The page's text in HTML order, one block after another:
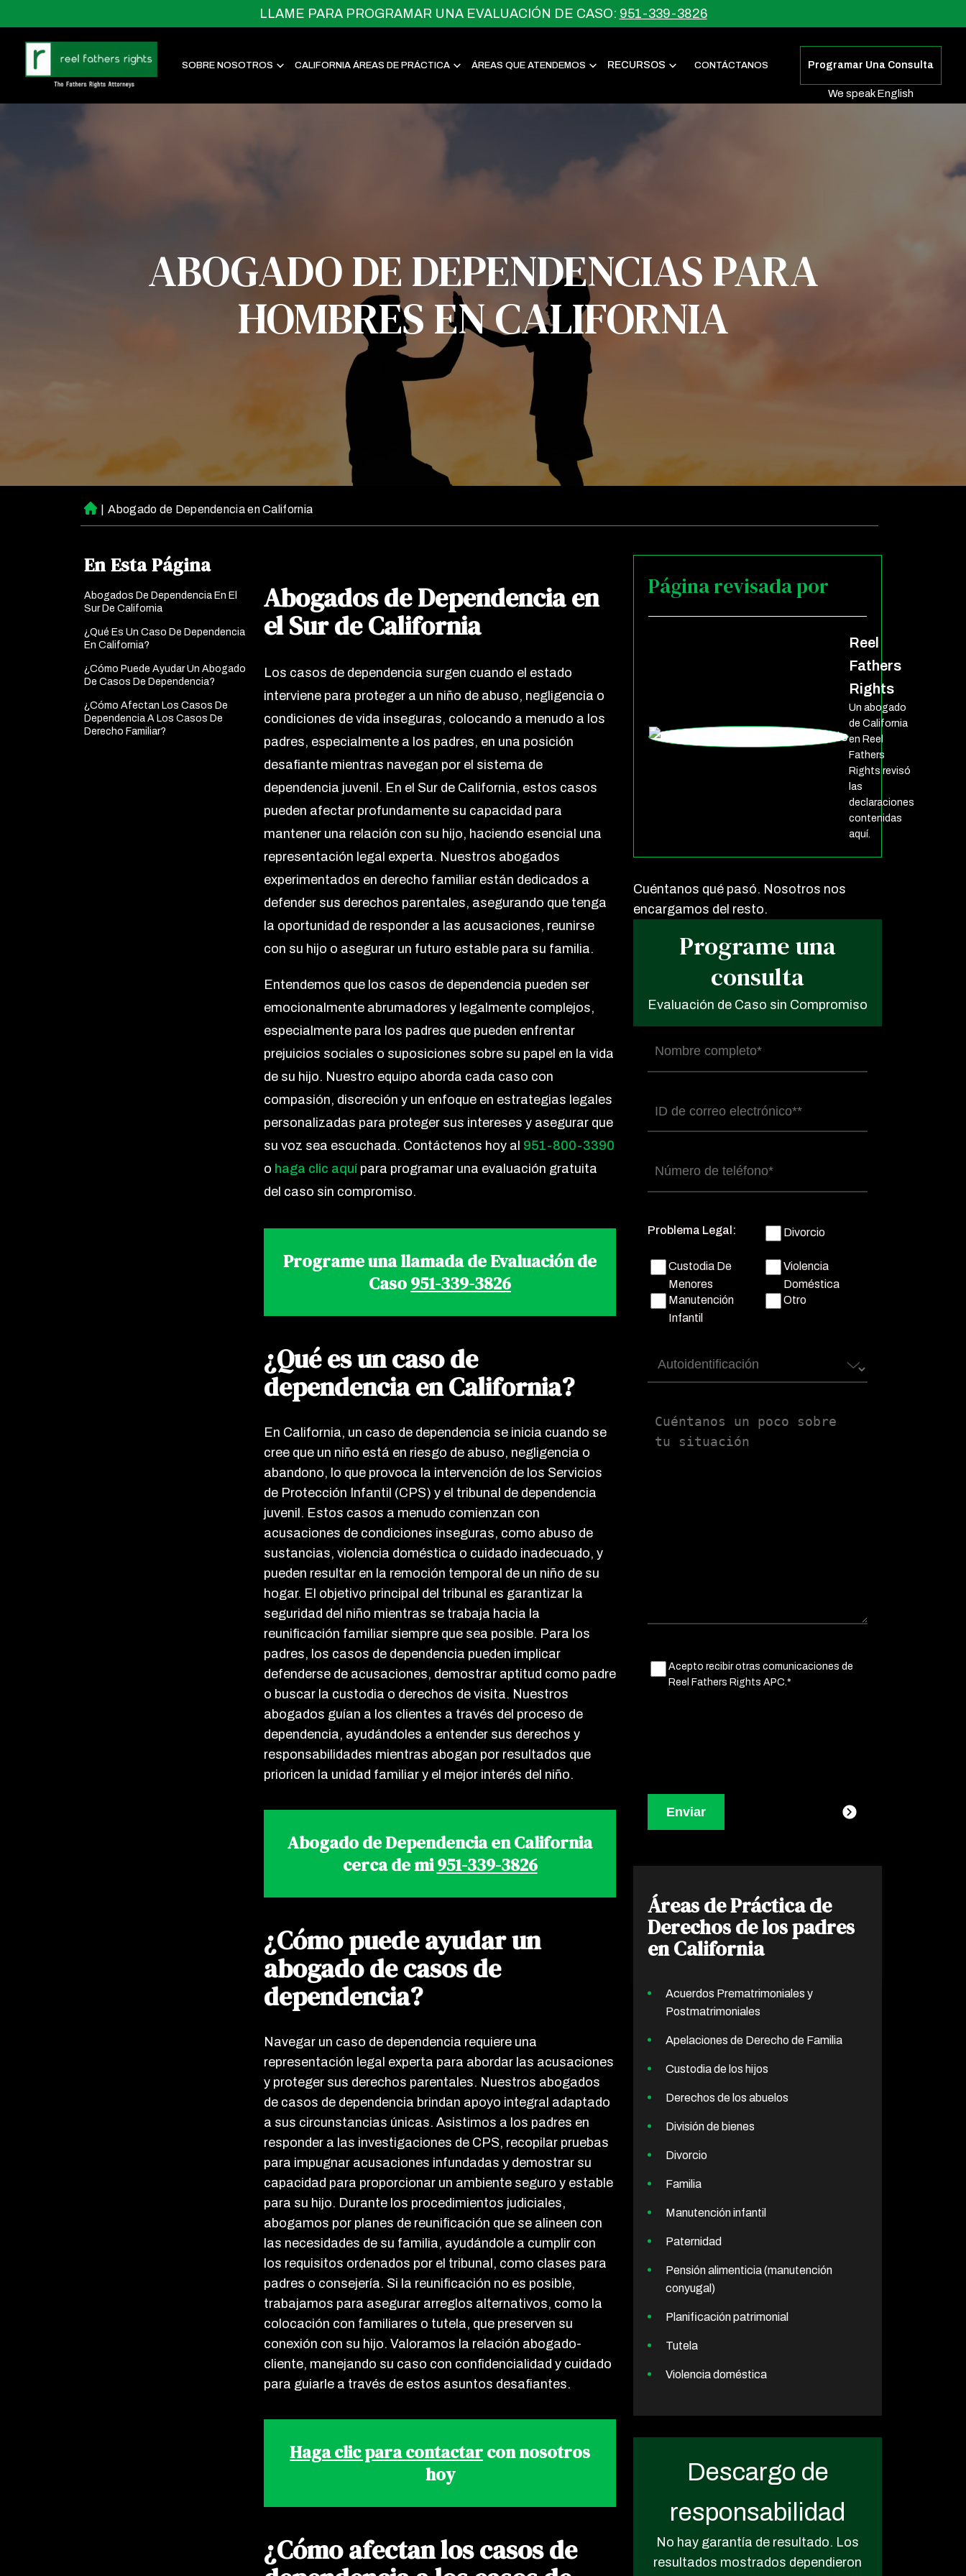
LLAME PARA PROGRAMAR UNA EVALUACIÓN DE CASO: 951-339-3826
SOBRE NOSOTROS CALIFORNIA ÁREAS DE PRÁCTICA ÁREAS QUE ATENDEMOS RECURSOS CONTÁCTANOS Programar Una Consulta
We speak English
ABOGADO DE DEPENDENCIAS PARA
HOMBRES EN CALIFORNIA
Ini
ci
Abogado de Dependencia en California
En Esta Página
Abogados De Dependencia En El
Sur De California
¿Qué Es Un Caso De Dependencia
En California?
¿Cómo Puede Ayudar Un Abogado
De Casos De Dependencia?
¿Cómo Afectan Los Casos De
Dependencia A Los Casos De
Derecho Familiar?
Abogados de Dependencia en
el Sur de California
Los casos de dependencia surgen cuando el estado
interviene para proteger a un niño de abuso, negligencia o
condiciones de vida inseguras, colocando a menudo a los
padres, especialmente a los padres, en una posición
desafiante mientras navegan por el sistema de
dependencia juvenil. En el Sur de California, estos casos
pueden afectar profundamente su capacidad para
mantener una relación con su hijo, haciendo esencial una
representación legal experta. Nuestros abogados
experimentados en derecho familiar están dedicados a
defender sus derechos parentales, asegurando que tenga
la oportunidad de responder a las acusaciones, reunirse
con su hijo o asegurar un futuro estable para su familia.
Entendemos que los casos de dependencia pueden ser
emocionalmente abrumadores y legalmente complejos,
especialmente para los padres que pueden enfrentar
prejuicios sociales o suposiciones sobre su papel en la vida
de su hijo. Nuestro equipo aborda cada caso con
compasión, discreción y un enfoque en estrategias legales
personalizadas para proteger sus intereses y asegurar que
su voz sea escuchada. Contáctenos hoy al 951-800-3390
o haga clic aquípara programar una evaluación gratuita
del caso sin compromiso.
Programe una llamada de Evaluación de
Caso951-339-3826
¿Qué es un caso de
dependencia en California?
En California, un caso de dependencia se inicia cuando se
cree que un niño está en riesgo de abuso, negligencia o
abandono, lo que provoca la intervención de los Servicios
de Protección Infantil (CPS) y el tribunal de dependencia
juvenil. Estos casos a menudo comienzan con
acusaciones de condiciones inseguras, como abuso de
sustancias, violencia doméstica o cuidado inadecuado, y
pueden resultar en la remoción temporal de un niño de su
hogar. El objetivo principal del tribunal es garantizar la
seguridad del niño mientras se trabaja hacia la
reunificación familiar siempre que sea posible. Para los
padres, los casos de dependencia pueden implicar
defenderse de acusaciones, demostrar aptitud como padre
o buscar la custodia o derechos de visita. Nuestros
abogados guían a los clientes a través del proceso de
dependencia, ayudándoles a entender sus derechos y
responsabilidades mientras abogan por resultados que
prioricen la unidad familiar y el mejor interés del niño.
Abogado de Dependencia en California
cerca de mi951-339-3826
¿Cómo puede ayudar un
abogado de casos de
dependencia?
Navegar un caso de dependencia requiere una
representación legal experta para abordar las acusaciones
y proteger sus derechos parentales. Nuestros abogados
de casos de dependencia brindan apoyo integral adaptado
a sus circunstancias únicas. Asistimos a los padres en
responder a las investigaciones de CPS, recopilar pruebas
para impugnar acusaciones infundadas y demostrar su
capacidad para proporcionar un ambiente seguro y estable
para su hijo. Durante los procedimientos judiciales,
abogamos por planes de reunificación que se alineen con
las necesidades de su familia, ayudándole a cumplir con
los requisitos ordenados por el tribunal, como clases para
padres o consejería. Si la reunificación no es posible,
trabajamos para asegurar arreglos alternativos, como la
colocación con familiares o tutela, que preserven su
conexión con su hijo. Valoramos la relación abogado-
cliente, manejando su caso con confidencialidad y cuidado
para guiarle a través de estos asuntos desafiantes.
Haga clic para contactarcon nosotros
hoy
¿Cómo afectan los casos de
Página revisada por
Reel
Fathers
Rights
Un abogado
de California
en Reel
Fathers
Rights revisó
las
declaraciones
contenidas
aquí.
Cuéntanos qué pasó. Nosotros nos
encargamos del resto.
Programe una
consulta
Evaluación de Caso sin Compromiso
Nombre
completo(Obligatorio)
Correo
electrónico(Obligatorio)
Número
de
Problema Legal: Divorcio
Custodia De
Menores
Violencia
Doméstica
Manutención
Infantil
Otro
Autoidentificación
Untitled
Untitled(Obligatorio)
Acepto recibir otras comunicaciones de
Reel Fathers Rights APC.*
Áreas de Práctica de
Derechos de los padres
en California
Acuerdos Prematrimoniales y
Postmatrimoniales
Apelaciones de Derecho de Familia
Custodia de los hijos
Derechos de los abuelos
División de bienes
Divorcio
Familia
Manutención infantil
Paternidad
Pensión alimenticia (manutención
conyugal)
Planificación patrimonial
Tutela
Violencia doméstica
Descargo de
responsabilidad
No hay garantía de resultado. Los
resultados mostrados dependieron